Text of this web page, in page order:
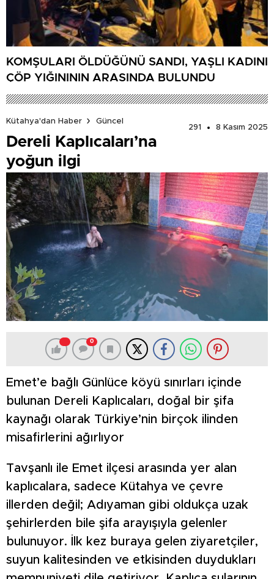
KOMŞULARI ÖLDÜĞÜNÜ SANDI, YAŞLI KADINI
ÇÖP YIĞINININ ARASINDA BULUNDU
Kütahya'dan Haber
Güncel
291
8 Kasım 2025
Dereli Kaplıcaları’na
yoğun ilgi
0
Emet’e bağlı Günlüce köyü sınırları içinde
bulunan Dereli Kaplıcaları, doğal bir şifa
kaynağı olarak Türkiye’nin birçok ilinden
misafirlerini ağırlıyor
Tavşanlı ile Emet ilçesi arasında yer alan
kaplıcalara, sadece Kütahya ve çevre
illerden değil; Adıyaman gibi oldukça uzak
şehirlerden bile şifa arayışıyla gelenler
bulunuyor. İlk kez buraya gelen ziyaretçiler,
suyun kalitesinden ve etkisinden duydukları